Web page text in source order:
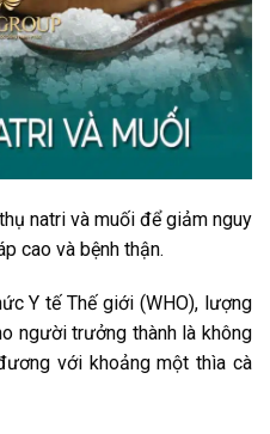
natri và muối để giảm nguy
cao và bệnh thận.
Y tế Thế giới (WHO), lượng
người trưởng thành là không
với khoảng một thìa cà